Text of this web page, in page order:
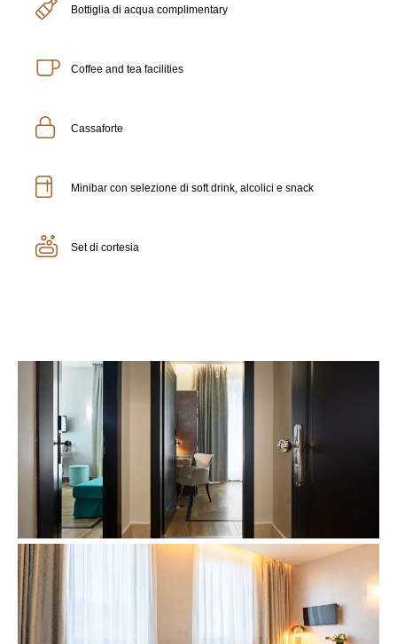
Bottiglia di acqua complimentary
Coffee and tea facilities
Cassaforte
Minibar con selezione di soft drink, alcolici e snack
Set di cortesia